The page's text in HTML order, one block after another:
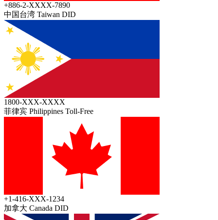
+886-2-XXXX-7890
中国台湾 Taiwan DID
1800-XXX-XXXX
菲律宾 Philippines Toll-Free
+1-416-XXX-1234
加拿大 Canada DID